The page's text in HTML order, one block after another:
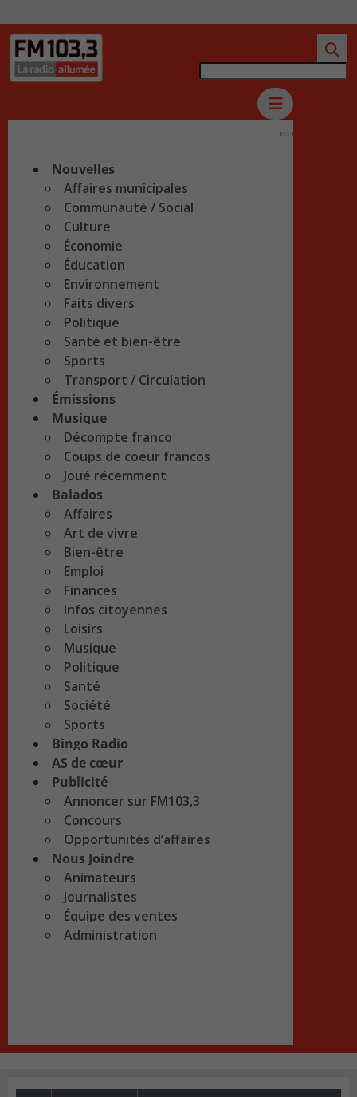
Nouvelles
Affaires municipales
Communauté / Social
Culture
Économie
Éducation
Environnement
Faits divers
Politique
Santé et bien-être
Sports
Transport / Circulation
Émissions
Musique
Décompte franco
Coups de coeur francos
Joué récemment
Balados
Affaires
Art de vivre
Bien-être
Emploi
Finances
Infos citoyennes
Loisirs
Musique
Politique
Santé
Société
Sports
Bingo Radio
AS de cœur
Publicité
Annoncer sur FM103,3
Concours
Opportunités d’affaires
Nous Joindre
Animateurs
Journalistes
Équipe des ventes
Administration